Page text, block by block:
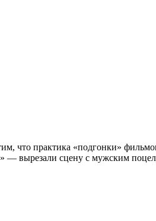
что практика «подгонки»
— вырезали сцену с мужским